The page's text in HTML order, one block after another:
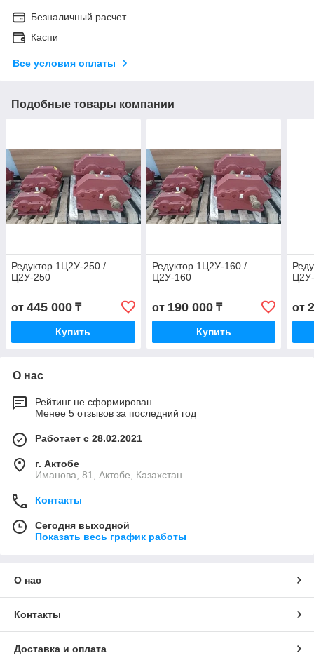
Безналичный расчет
Каспи
Все условия оплаты
Подобные товары компании
Редуктор 1Ц2У-250 /
Ц2У-250
от 445 000 ₸
Купить
Редуктор 1Ц2У-160 /
Ц2У-160
от 190 000₸
Купить
от
О нас
Рейтинг не сформирован
Менее 5 отзывов за последний год
Работает с 28.02.2021
г. Актобе
Иманова, 81, Актобе, Казахстан
Контакты
Сегодня выходной
Показать весь график работы
О нас
Контакты
Доставка и оплата